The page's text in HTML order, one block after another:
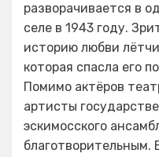
разворачивается в
селе в 1943 году.
историю любви
которая спасла его
Помимо актёров
артисты
эскимосского
благотворительным.